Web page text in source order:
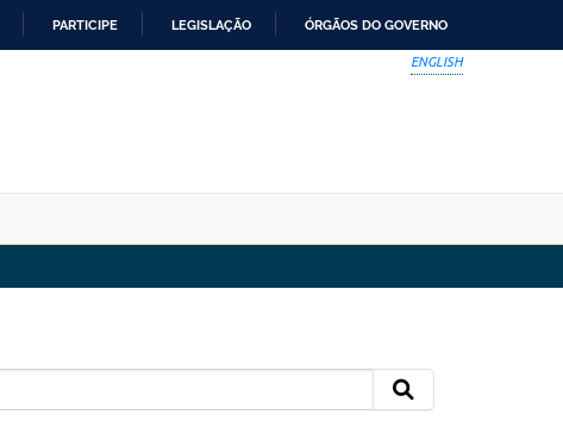
PARTICIPE LEGISLAÇÃO ÓRGÃOS DO GOVERNO
ENGLISH